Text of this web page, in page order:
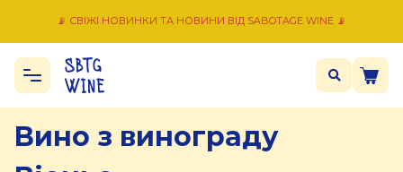
📡 СВІЖІ НОВИНКИ ТА НОВИНИ ВІД SABOTAGE WINE 📡
Вино з винограду